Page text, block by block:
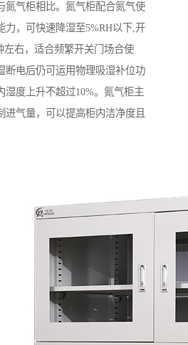
氮气柜相比。氮气柜配合氮气使
力，可快速降湿至5%RH以下,开
左右，适合频繁开关门场合使
断电后仍可运用物理吸湿补位功
湿度上升不超过10%。氮气柜主
进气量，可以提高柜内洁净度且